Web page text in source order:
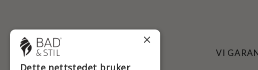
NYTTIGE LENKER VI
×
Dette nettstedet bruker